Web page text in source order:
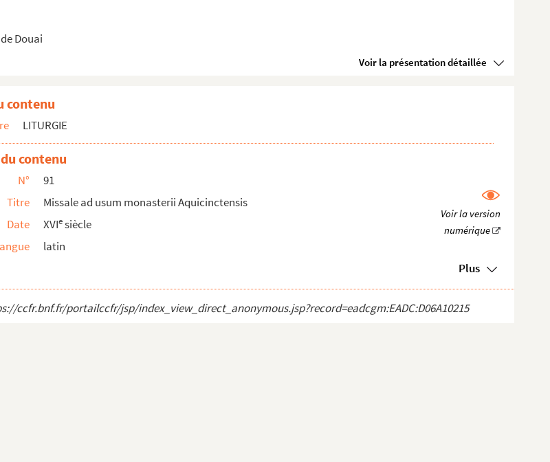
Douai
Voir la présentation détaillée
contenu
LITURGIE
contenu
N°
91
Titre
Missale ad usum monasterii Aquicinctensis
Date
XVIesiècle
latin
Plus
ccfr.bnf.fr/portailccfr/jsp/index_view_direct_anonymous.jsp?record=eadcgm:EADC:D06A10215